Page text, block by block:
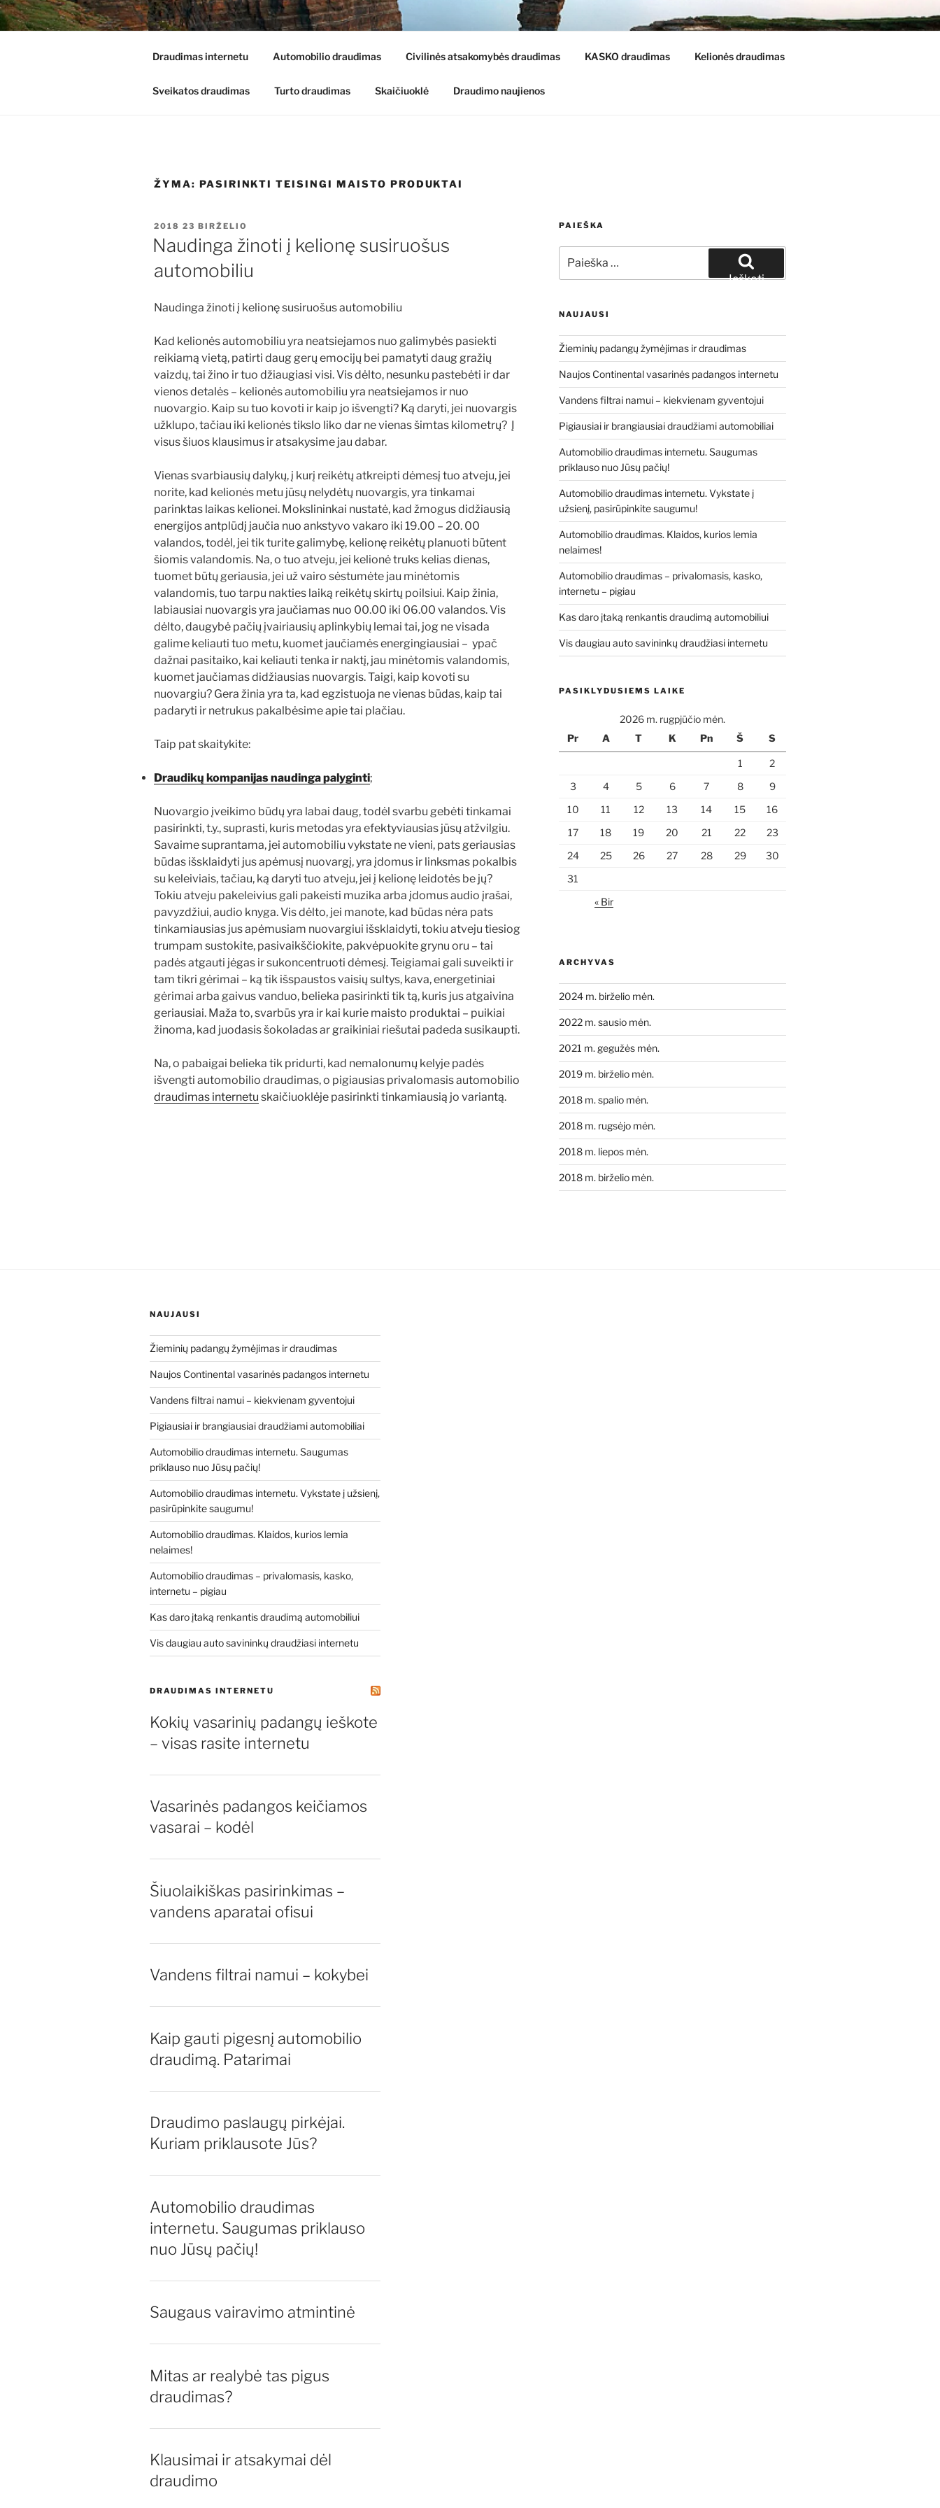
Eiti
prie
DRAUDIMAS INTERNETU
Draudimas internetu Automobilio draudimas Civilinės atsakomybės draudimas KASKO draudimas Kelionės draudimas
Sveikatos draudimas Turto draudimas Skaičiuoklė Draudimo naujienos
ŽYMA: PASIRINKTI TEISINGI MAISTO PRODUKTAI
PASKELBTA
2018 23 BIRŽELIO
Naudinga žinoti į kelionę susiruošus
automobiliu
Naudinga žinoti į kelionę susiruošus automobiliu
Kad kelionės automobiliu yra neatsiejamos nuo galimybės pasiekti
reikiamą vietą, patirti daug gerų emocijų bei pamatyti daug gražių
vaizdų, tai žino ir tuo džiaugiasi visi. Vis dėlto, nesunku pastebėti ir dar
vienos detalės – kelionės automobiliu yra neatsiejamos ir nuo
nuovargio. Kaip su tuo kovoti ir kaip jo išvengti? Ką daryti, jei nuovargis
užklupo, tačiau iki kelionės tikslo liko dar ne vienas šimtas kilometrų? Į
visus šiuos klausimus ir atsakysime jau dabar.
Vienas svarbiausių dalykų, į kurį reikėtų atkreipti dėmesį tuo atveju, jei
norite, kad kelionės metu jūsų nelydėtų nuovargis, yra tinkamai
parinktas laikas kelionei. Mokslininkai nustatė, kad žmogus didžiausią
energijos antplūdį jaučia nuo ankstyvo vakaro iki 19.00 – 20. 00
valandos, todėl, jei tik turite galimybę, kelionę reikėtų planuoti būtent
šiomis valandomis. Na, o tuo atveju, jei kelionė truks kelias dienas,
tuomet būtų geriausia, jei už vairo sėstumėte jau minėtomis
valandomis, tuo tarpu nakties laiką reikėtų skirtų poilsiui. Kaip žinia,
labiausiai nuovargis yra jaučiamas nuo 00.00 iki 06.00 valandos. Vis
dėlto, daugybė pačių įvairiausių aplinkybių lemai tai, jog ne visada
galime keliauti tuo metu, kuomet jaučiamės energingiausiai – ypač
dažnai pasitaiko, kai keliauti tenka ir naktį, jau minėtomis valandomis,
kuomet jaučiamas didžiausias nuovargis. Taigi, kaip kovoti su
nuovargiu? Gera žinia yra ta, kad egzistuoja ne vienas būdas, kaip tai
padaryti ir netrukus pakalbėsime apie tai plačiau.
Taip pat skaitykite:
Draudikų kompanijas naudinga palyginti;
Nuovargio įveikimo būdų yra labai daug, todėl svarbu gebėti tinkamai
pasirinkti, t.y., suprasti, kuris metodas yra efektyviausias jūsų atžvilgiu.
Savaime suprantama, jei automobiliu vykstate ne vieni, pats geriausias
būdas išsklaidyti jus apėmusį nuovargį, yra įdomus ir linksmas pokalbis
su keleiviais, tačiau, ką daryti tuo atveju, jei į kelionę leidotės be jų?
Tokiu atveju pakeleivius gali pakeisti muzika arba įdomus audio įrašai,
pavyzdžiui, audio knyga. Vis dėlto, jei manote, kad būdas nėra pats
tinkamiausias jus apėmusiam nuovargiui išsklaidyti, tokiu atveju tiesiog
trumpam sustokite, pasivaikščiokite, pakvėpuokite grynu oru – tai
padės atgauti jėgas ir sukoncentruoti dėmesį. Teigiamai gali suveikti ir
tam tikri gėrimai – ką tik išspaustos vaisių sultys, kava, energetiniai
gėrimai arba gaivus vanduo, belieka pasirinkti tik tą, kuris jus atgaivina
geriausiai. Maža to, svarbūs yra ir kai kurie maisto produktai – puikiai
žinoma, kad juodasis šokoladas ar graikiniai riešutai padeda susikaupti.
Na, o pabaigai belieka tik pridurti, kad nemalonumų kelyje padės
išvengti automobilio draudimas, o pigiausias privalomasis automobilio
draudimas internetu skaičiuoklėje pasirinkti tinkamiausią jo variantą.
PAIEŠKA
Ieškoti
NAUJAUSI
Žieminių padangų žymėjimas ir draudimas
Naujos Continental vasarinės padangos internetu
Vandens filtrai namui – kiekvienam gyventojui
Pigiausiai ir brangiausiai draudžiami automobiliai
Automobilio draudimas internetu. Saugumas
priklauso nuo Jūsų pačių!
Automobilio draudimas internetu. Vykstate į
užsienį, pasirūpinkite saugumu!
Automobilio draudimas. Klaidos, kurios lemia
nelaimes!
Automobilio draudimas – privalomasis, kasko,
internetu – pigiau
Kas daro įtaką renkantis draudimą automobiliui
Vis daugiau auto savininkų draudžiasi internetu
PASIKLYDUSIEMS LAIKE
2026 m. rugpjūčio mėn.
Pr
A T K Pn Š S
1
2
3
4 5 6 7 8
9
10
11 12 13 14 15
16
17
18 19 20 21 22
23
24
25 26 27 28 29
30
31
« Bir
ARCHYVAS
2024 m. birželio mėn.
2022 m. sausio mėn.
2021 m. gegužės mėn.
2019 m. birželio mėn.
2018 m. spalio mėn.
2018 m. rugsėjo mėn.
2018 m. liepos mėn.
2018 m. birželio mėn.
NAUJAUSI
Žieminių padangų žymėjimas ir draudimas
Naujos Continental vasarinės padangos internetu
Vandens filtrai namui – kiekvienam gyventojui
Pigiausiai ir brangiausiai draudžiami automobiliai
Automobilio draudimas internetu. Saugumas
priklauso nuo Jūsų pačių!
Automobilio draudimas internetu. Vykstate į užsienį,
pasirūpinkite saugumu!
Automobilio draudimas. Klaidos, kurios lemia
nelaimes!
Automobilio draudimas – privalomasis, kasko,
internetu – pigiau
Kas daro įtaką renkantis draudimą automobiliui
Vis daugiau auto savininkų draudžiasi internetu
DRAUDIMAS INTERNETU
Kokių vasarinių padangų ieškote
– visas rasite internetu
Vasarinės padangos keičiamos
vasarai – kodėl
Šiuolaikiškas pasirinkimas –
vandens aparatai ofisui
Vandens filtrai namui – kokybei
Kaip gauti pigesnį automobilio
draudimą. Patarimai
Draudimo paslaugų pirkėjai.
Kuriam priklausote Jūs?
Automobilio draudimas
internetu. Saugumas priklauso
nuo Jūsų pačių!
Saugaus vairavimo atmintinė
Mitas ar realybė tas pigus
draudimas?
Klausimai ir atsakymai dėl
draudimo